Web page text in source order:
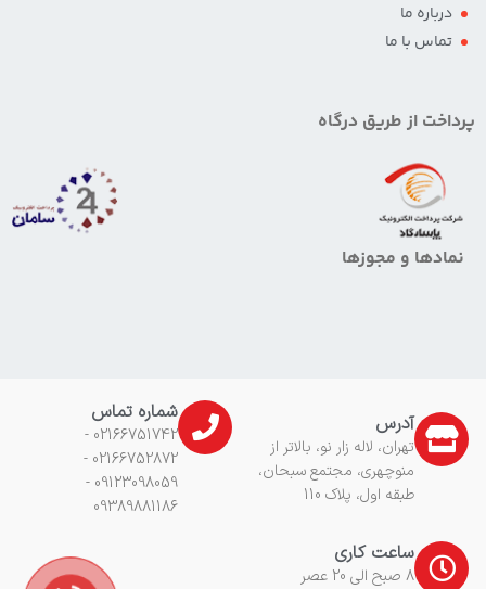
درباره ما
تماس با ما
پرداخت از طریق درگاه
نمادها و مجوزها
آدرس
تهران، لاله زار نو، بالاتر از
منوچهری، مجتمع سبحان،
طبقه اول، پلاک 110
شماره تماس
02166751742 -
02166752872 -
09123098059 -
09389881186
ساعت کاری
8 صبح الی 20 عصر